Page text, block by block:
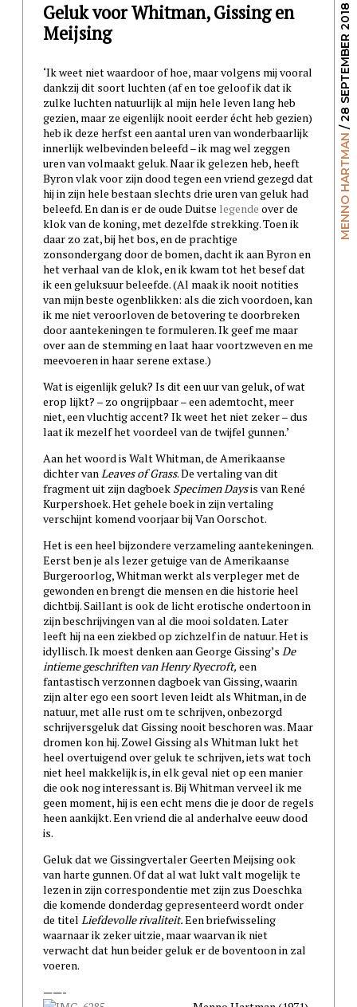
MENNO HARTMAN
/ 28 SEPTEMBER 2018
Geluk voor Whitman, Gissing en
Meijsing
‘Ik weet niet waardoor of hoe, maar volgens mij vooral
dankzij dit soort luchten (af en toe geloof ik dat ik
zulke luchten natuurlijk al mijn hele leven lang heb
gezien, maar ze eigenlijk nooit eerder écht heb gezien)
heb ik deze herfst een aantal uren van wonderbaarlijk
innerlijk welbevinden beleefd – ik mag wel zeggen
uren van volmaakt geluk. Naar ik gelezen heb, heeft
Byron vlak voor zijn dood tegen een vriend gezegd dat
hij in zijn hele bestaan slechts drie uren van geluk had
beleefd. En dan is er de oude Duitse legende over de
klok van de koning, met dezelfde strekking. Toen ik
daar zo zat, bij het bos, en de prachtige
zonsondergang door de bomen, dacht ik aan Byron en
het verhaal van de klok, en ik kwam tot het besef dat
ik een geluksuur beleefde. (Al maak ik nooit notities
van mijn beste ogenblikken: als die zich voordoen, kan
ik me niet veroorloven de betovering te doorbreken
door aantekeningen te formuleren. Ik geef me maar
over aan de stemming en laat haar voortzweven en me
meevoeren in haar serene extase.)
Wat is eigenlijk geluk? Is dit een uur van geluk, of wat
erop lijkt? – zo ongrijpbaar – een ademtocht, meer
niet, een vluchtig accent? Ik weet het niet zeker – dus
laat ik mezelf het voordeel van de twijfel gunnen.’
Aan het woord is Walt Whitman, de Amerikaanse
dichter van Leaves of Grass. De vertaling van dit
fragment uit zijn dagboek Specimen Daysis van René
Kurpershoek. Het gehele boek in zijn vertaling
verschijnt komend voorjaar bij Van Oorschot.
Het is een heel bijzondere verzameling aantekeningen.
Eerst ben je als lezer getuige van de Amerikaanse
Burgeroorlog, Whitman werkt als verpleger met de
gewonden en brengt die mensen en die historie heel
dichtbij. Saillant is ook de licht erotische ondertoon in
zijn beschrijvingen van al die mooi soldaten. Later
leeft hij na een ziekbed op zichzelf in de natuur. Het is
idyllisch. Ik moest denken aan George Gissing’s De
intieme geschriften van Henry Ryecroft, een
fantastisch verzonnen dagboek van Gissing, waarin
zijn alter ego een soort leven leidt als Whitman, in de
natuur, met alle rust om te schrijven, onbezorgd
schrijversgeluk dat Gissing nooit beschoren was. Maar
dromen kon hij. Zowel Gissing als Whitman lukt het
heel overtuigend over geluk te schrijven, iets wat toch
niet heel makkelijk is, in elk geval niet op een manier
die ook nog interessant is. Bij Whitman verveel ik me
geen moment, hij is een echt mens die je door de regels
heen aankijkt. Een vriend die al anderhalve eeuw dood
is.
Geluk dat we Gissingvertaler Geerten Meijsing ook
van harte gunnen. Of dat al wat lukt valt mogelijk te
lezen in zijn correspondentie met zijn zus Doeschka
die komende donderdag gepresenteerd wordt onder
de titel Liefdevolle rivaliteit.Een briefwisseling
waarnaar ik zeker uitzie, maar waarvan ik niet
verwacht dat hun beider geluk er de boventoon in zal
voeren.
——-